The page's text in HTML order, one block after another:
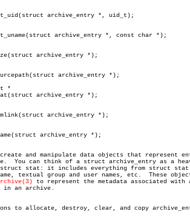
archive_entry *, uid_t);
archive_entry *, const char *);
archive_entry *);
archive_entry *);
*
archive_entry *);
archive_entry *);
archive_entry *);
and manipulate data objects that represent
stat: it includes everything from struct stat
textual group and user names, etc.  These
to represent the metadata associated with
in an archive.
to allocate, destroy, clear, and copy